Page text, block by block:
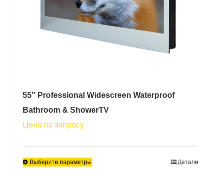
товара.
55″ Professional Widescreen Waterproof
Bathroom & ShowerTV
Цена по запросу
Выберите параметры Детали